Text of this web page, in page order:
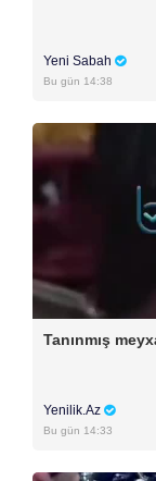
Yeni Sabah
Bu gün 14:38
Tanınmış
Yenilik.Az
Bu gün 14:33